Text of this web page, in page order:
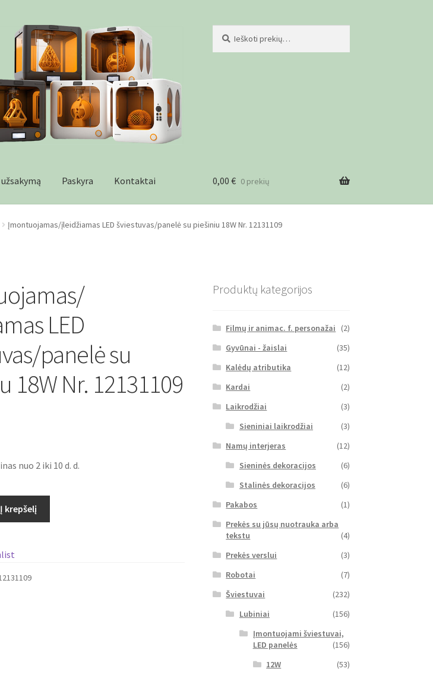
Paskyra Kontaktai
Parduotuvė Paskyra Plastikai Wishlist
0,00 € 0 prekių
Įmontuojamas/įleidžiamas LED šviestuvas/panelė su piešiniu 18W Nr. 12131109
LED
panelė su
18W Nr. 12131109
nuo 2 iki 10 d. d.
Į krepšelį
Produktų kategorijos
Filmų ir animac. f. personažai
(2)
Gyvūnai - žaislai
(35)
Kalėdų atributika
(12)
Kardai
(2)
Laikrodžiai
(3)
Sieniniai laikrodžiai
(3)
Namų interjeras
(12)
Sieninės dekoracijos
(6)
Stalinės dekoracijos
(6)
Pakabos
(1)
Prekės su jūsų nuotrauka arba
tekstu
(4)
Prekės verslui
(3)
Robotai
(7)
Šviestuvai
(232)
Lubiniai
(156)
Įmontuojami šviestuvai,
LED panelės
(156)
12W
(53)